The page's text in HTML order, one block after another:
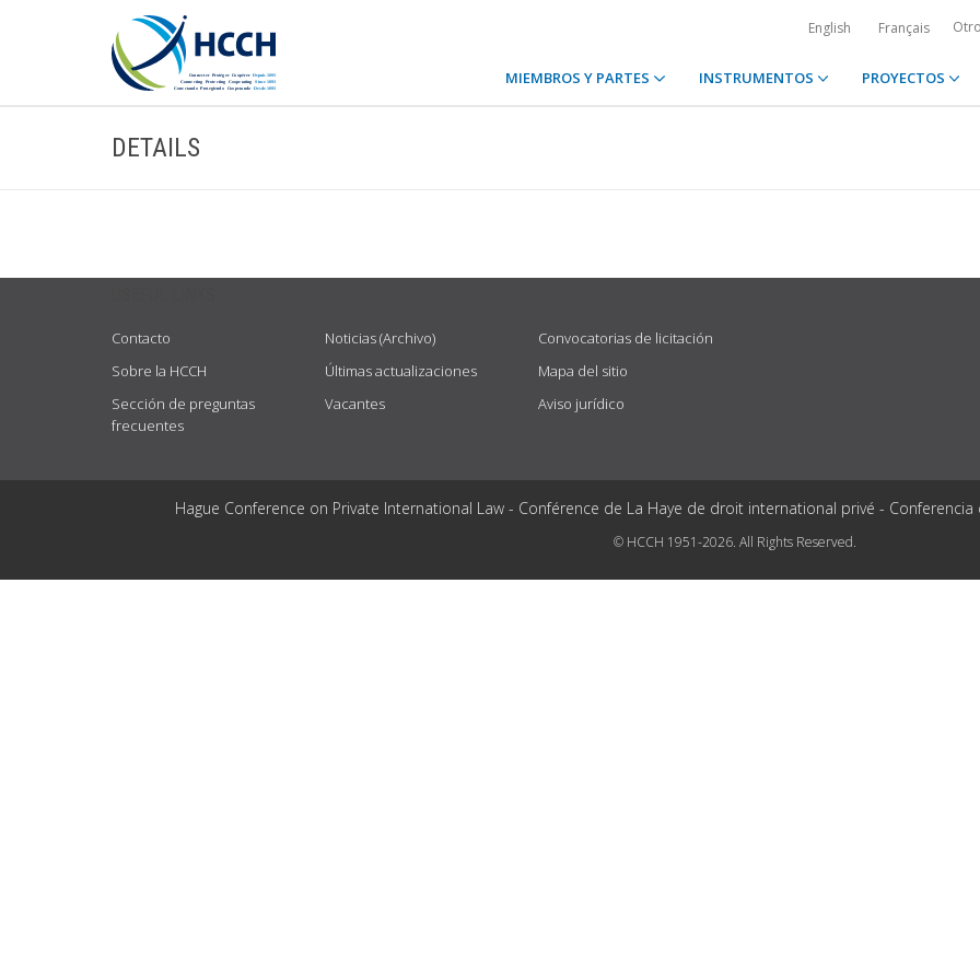
English Français
MIEMBROS Y PARTES INSTRUMENTOS PROYECTOS
DETAILS
Contacto
Sobre la HCCH
Sección de preguntas
frecuentes
Noticias (Archivo)
Últimas actualizaciones
Vacantes
Convocatorias de licitación
Mapa del sitio
Aviso jurídico
Hague Conference on Private International Law - Conférence de La Haye de droit international privé -
© HCCH 1951-2026. All Rights Reserved.